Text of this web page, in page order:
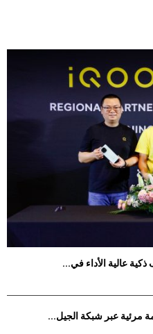
عالية الأداء في...
مرئية عبر شبكة الجيل...